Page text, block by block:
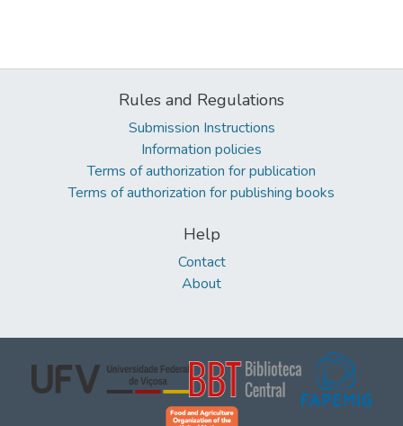
Rules and Regulations
Submission Instructions
Information policies
Terms of authorization for publication
Terms of authorization for publishing books
Help
Contact
About